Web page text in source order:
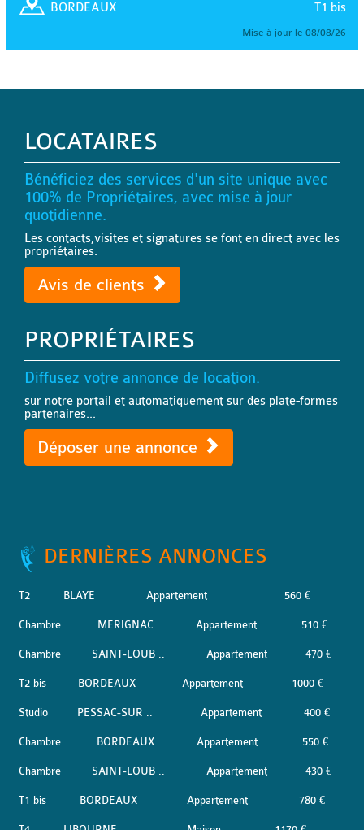
T1 bis
BORDEAUX
Mise à jour le 08/08/26
LOCATAIRES
Bénéficiez des services d'un site unique avec
100% de Propriétaires, avec mise à jour
quotidienne.
Les contacts,visites et signatures se font en direct avec les
propriétaires.
Avis de clients
PROPRIÉTAIRES
Diffusez votre annonce de location.
sur notre portail et automatiquement sur des plate-formes
partenaires...
Déposer une annonce
DERNIÈRES ANNONCES
T2 BLAYE Appartement 560 €
Chambre MERIGNAC Appartement 510 €
Chambre SAINT-LOUB .. Appartement 470 €
T2 bis BORDEAUX Appartement 1000 €
Studio PESSAC-SUR .. Appartement 400 €
Chambre BORDEAUX Appartement 550 €
Chambre SAINT-LOUB .. Appartement 430 €
T1 bis BORDEAUX Appartement 780 €